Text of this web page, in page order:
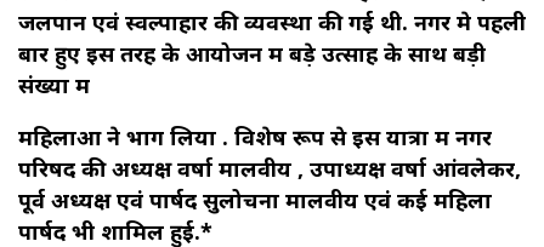
जलपान एवं स्वल्पाहार की व्यवस्था की गई थी. नगर मे पहली
बार हुए इस तरह के आयोजन में बड़े उत्साह के साथ बड़ी
संख्या में
महिलाओं ने भाग लिया . विशेष रूप से इस यात्रा में नगर
परिषद की अध्यक्ष वर्षा मालवीय , उपाध्यक्ष वर्षा आंवलेकर,
पूर्व अध्यक्ष एवं पार्षद सुलोचना मालवीय एवं कई महिला
पार्षद भी शामिल हुई.*